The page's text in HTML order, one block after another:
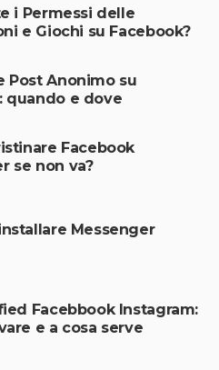
i Permessi delle
e Giochi su Facebook?
Post Anonimo su
quando e dove
Facebook
se non va?
Messenger
Facebbook Instagram:
e a cosa serve